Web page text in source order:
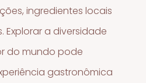
ingredientes locais
Explorar a diversidade
do mundo pode
gastronômica